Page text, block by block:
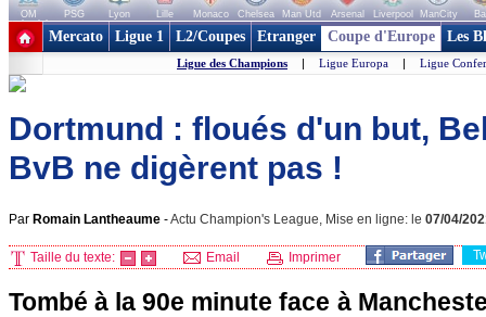
OM PSG Lyon Lille Monaco Chelsea Man Utd Arsenal Liverpool ManCity
+ de clubs
Mercato Ligue 1 L2/Coupes Etranger Coupe d'Europe Les
Ligue des Champions | Ligue Europa | Ligue
Dortmund : floués d'un but,
BvB ne digèrent pas !
Par Romain Lantheaume -Actu Champion's League, Mise en ligne: le 07/04/
Taille du texte: Email Imprimer
Tombé à la 90e minute face à